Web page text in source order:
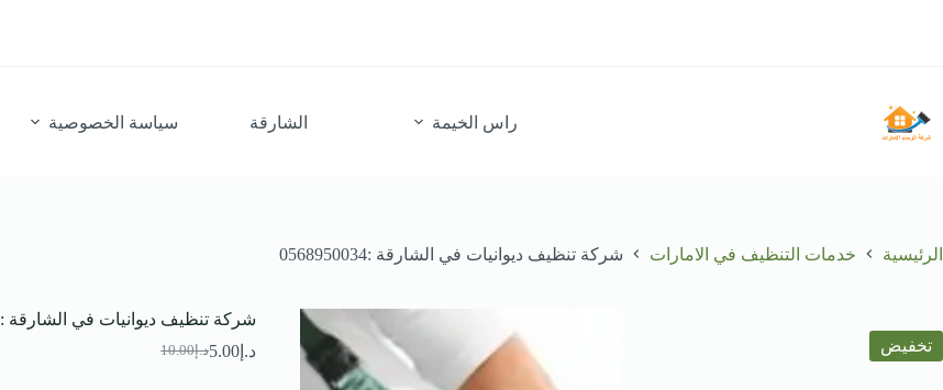
راس الخيمة الشارقة سياسة الخصوصية
الرئيسية خدمات التنظيف في الامارات شركة تنظيف ديوانيات في الشارقة :0568950034
تخفيض
شركة تنظيف ديوانيات في الشارقة :0568950034
د.إ10.00
السعر
د.إ 5.00السعر